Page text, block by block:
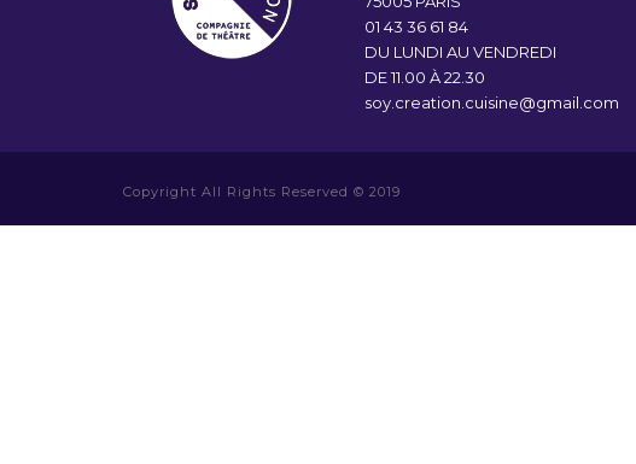
01 43 36 61 84
DU LUNDI AU VENDREDI
DE 11.00 À 22.30
soy.creation.cuisine@gmail.com
Copyright All Rights Reserved © 2019